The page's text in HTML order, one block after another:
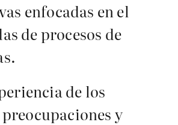
enfocadas en el
de procesos de
de los
y